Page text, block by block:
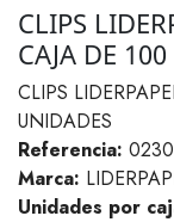
CLIPS
CAJA DE
CLIPS
UNIDADES
Referencia:
Marca:
Unidades por